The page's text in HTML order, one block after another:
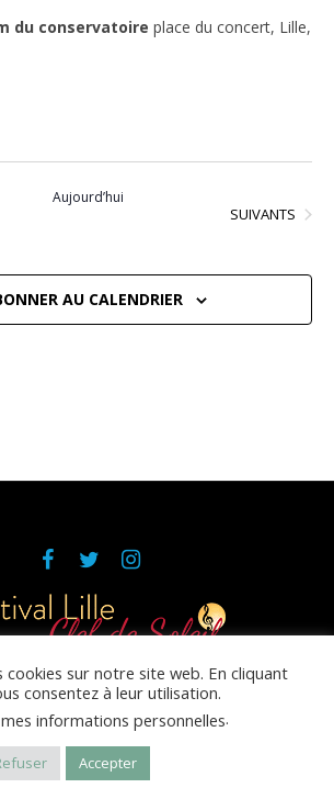
du conservatoire place du concert, Lille,
Aujourd’hui
ÉVÈNEMENTS
SUIVANTS
AU CALENDRIER
du siteEmilia Webdesign
/ © 2020 Clef de Soleil
cookies sur notre site web. En cliquant
consentez à leur utilisation.
informations personnelles.
Accepter